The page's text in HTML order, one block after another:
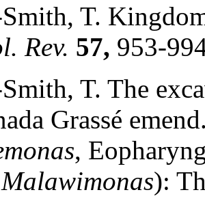
T.
Rev. 57, 953-
T. The
Grassé
,
Malawimonas):